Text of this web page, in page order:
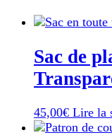
Sac de
45,00€ Lire la